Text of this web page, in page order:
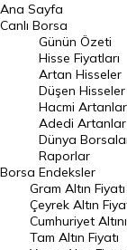
BIST 100 Hisseleri
En Çok Artan Hisseler
En Çok Düşen Hisseler
Hacmi Artanlar
Geçmiş Kapanışlar
Dünya Borsaları
Raporlar
Endeksler
Ana Sayfa
Canlı Borsa
Borsa
Günün Özeti
Hisse Fiyatları
Artan Hisseler
Düşen Hisseler
Hacmi Artanlar
Adedi Artanlar
Dünya
Raporlar
Endeksler
Gram Altın Fiyatı
Çeyrek Altın
Cumhuriyet
Tam Altın Fiyatı